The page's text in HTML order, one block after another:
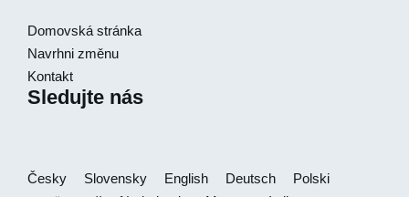
Domovská stránka
Navrhni změnu
Kontakt
Sledujte nás
Česky Slovensky English Deutsch
Polski